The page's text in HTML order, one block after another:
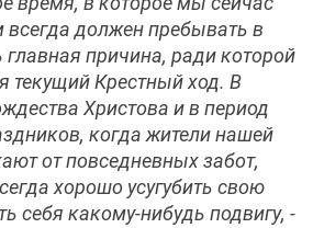
должен пребывать в
главная причина, ради которой
текущий Крестный ход. В
Христова и в период
когда жители нашей
от повседневных забот,
хорошо усугубить свою
себя какому-нибудь подвигу, -